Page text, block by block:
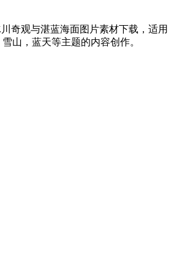
川奇观与湛蓝海面图片素材下载，适用
山，蓝天等主题的内容创作。